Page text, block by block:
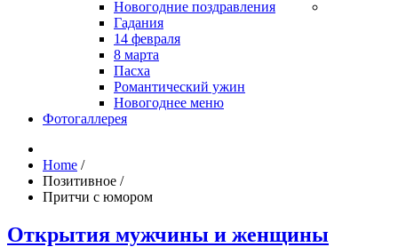
Новогодние поздравления
Гадания
14 февраля
8 марта
Пасха
Романтический ужин
Новогоднее меню
Фотогаллерея
Home /
Позитивное /
Притчи с юмором
Открытия мужчины и женщины